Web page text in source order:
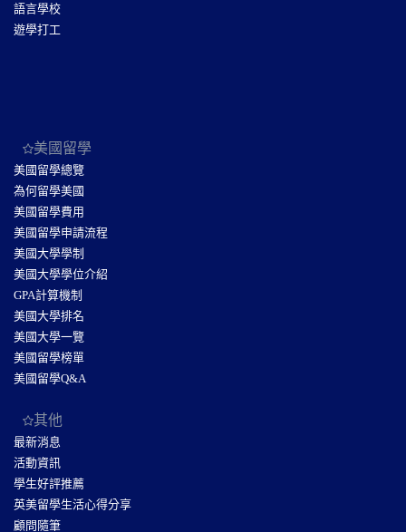
語言學校
遊學打工
美國留學
美國留學總覽
為何留學美國
美國留學費用
美國留學申請流程
美國大學學制
美國大學學位介紹
GPA計算機制
美國大學排名
美國大學一覽
美國留學榜單
美國留學Q&A
其他
最新消息
活動資訊
學生好評推薦
英美留學生活心得分享
顧問隨筆